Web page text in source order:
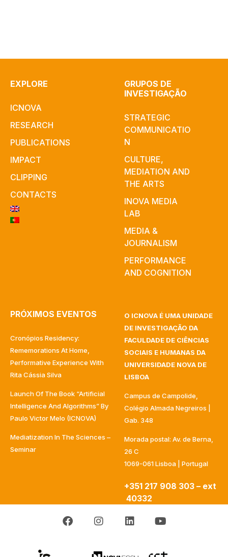
EXPLORE
ICNOVA
RESEARCH
PUBLICATIONS
IMPACT
CLIPPING
CONTACTS
GRUPOS DE
INVESTIGAÇÃO
STRATEGIC
COMMUNICATIO
N
CULTURE,
MEDIATION AND
THE ARTS
INOVA MEDIA
LAB
MEDIA &
JOURNALISM
PERFORMANCE
AND COGNITION
PRÓXIMOS EVENTOS
Cronópios Residency:
Rememorations At Home,
Performative Experience With
Rita Cássia Silva
Launch Of The Book “Artificial
Intelligence And Algorithms” By
Paulo Victor Melo (ICNOVA)
Mediatization In The Sciences –
Seminar
O ICNOVA É UMA UNIDADE
DE INVESTIGAÇÃO DA
FACULDADE DE CIÊNCIAS
SOCIAIS E HUMANAS DA
UNIVERSIDADE NOVA DE
LISBOA
Campus de Campolide,
Colégio Almada Negreiros |
Gab. 348
Morada postal: Av. de Berna,
26 C
1069-061 Lisboa | Portugal
+351 217 908 303 – ext
40332